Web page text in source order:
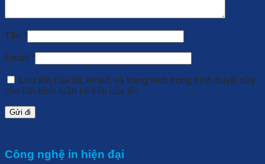
Tên *
Email *
Lưu tên của tôi, email, và trang web trong trình duyệt này
cho lần bình luận kế tiếp của tôi.
Công nghệ in hiện đại